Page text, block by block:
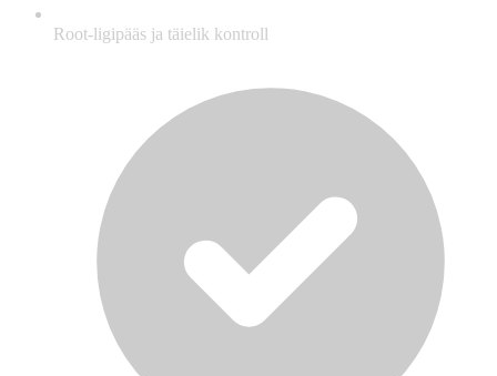
Root-ligipääs ja täielik kontroll